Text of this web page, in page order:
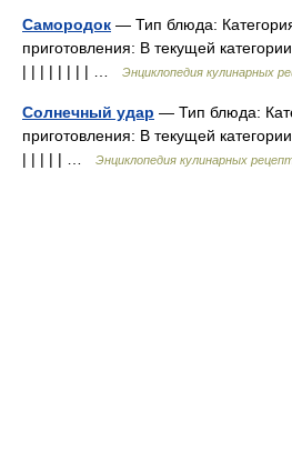
Самородок — Тип блюда:
приготовления: В текущей
| | | | | | | | …
Энциклопедия кулинарных
Солнечный удар — Тип блюда:
приготовления: В текущей
| | | | | …
Энциклопедия кулинарных